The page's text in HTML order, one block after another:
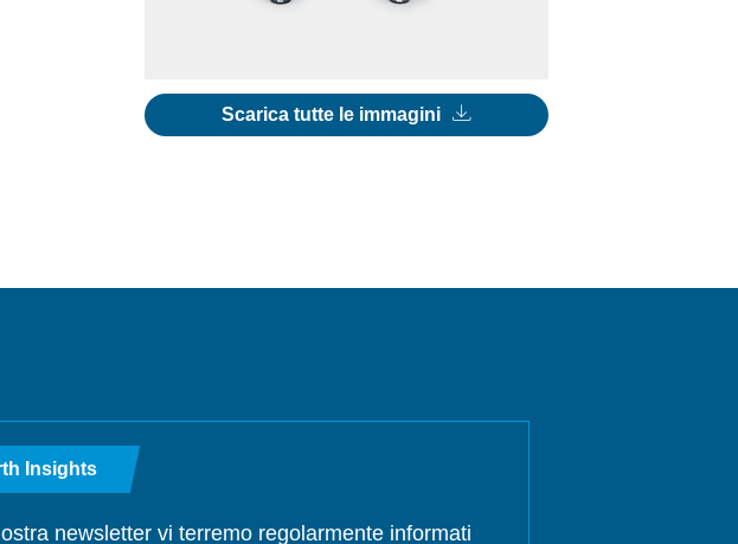
Scarica tutte le immagini
Insights
newsletter vi terremo regolarmente informati